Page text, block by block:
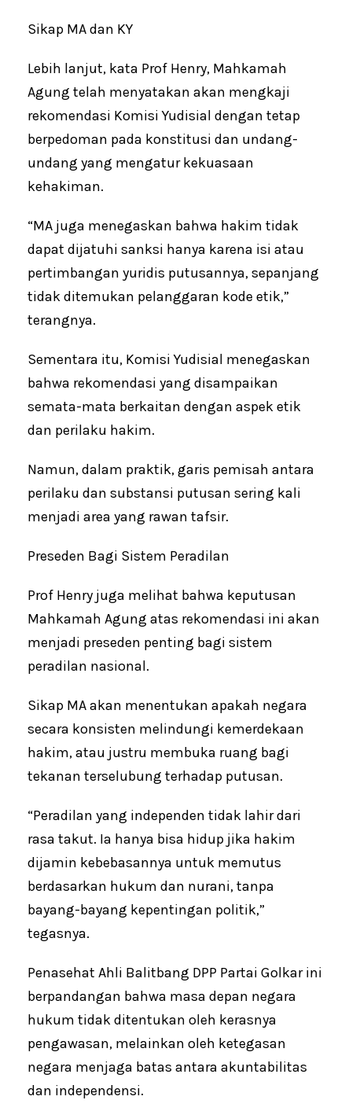
Sikap MA dan KY
Lebih lanjut, kata Prof Henry, Mahkamah
Agung telah menyatakan akan mengkaji
rekomendasi Komisi Yudisial dengan tetap
berpedoman pada konstitusi dan undang-
undang yang mengatur kekuasaan
kehakiman.
“MA juga menegaskan bahwa hakim tidak
dapat dijatuhi sanksi hanya karena isi atau
pertimbangan yuridis putusannya, sepanjang
tidak ditemukan pelanggaran kode etik,”
terangnya.
Sementara itu, Komisi Yudisial menegaskan
bahwa rekomendasi yang disampaikan
semata-mata berkaitan dengan aspek etik
dan perilaku hakim.
Namun, dalam praktik, garis pemisah antara
perilaku dan substansi putusan sering kali
menjadi area yang rawan tafsir.
Preseden Bagi Sistem Peradilan
Prof Henry juga melihat bahwa keputusan
Mahkamah Agung atas rekomendasi ini akan
menjadi preseden penting bagi sistem
peradilan nasional.
Sikap MA akan menentukan apakah negara
secara konsisten melindungi kemerdekaan
hakim, atau justru membuka ruang bagi
tekanan terselubung terhadap putusan.
“Peradilan yang independen tidak lahir dari
rasa takut. Ia hanya bisa hidup jika hakim
dijamin kebebasannya untuk memutus
berdasarkan hukum dan nurani, tanpa
bayang-bayang kepentingan politik,”
tegasnya.
Penasehat Ahli Balitbang DPP Partai Golkar ini
berpandangan bahwa masa depan negara
hukum tidak ditentukan oleh kerasnya
pengawasan, melainkan oleh ketegasan
negara menjaga batas antara akuntabilitas
dan independensi.